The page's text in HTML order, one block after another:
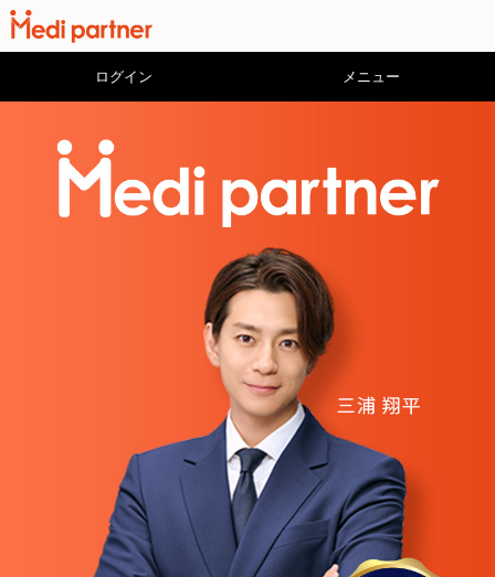
ログイン メニュー